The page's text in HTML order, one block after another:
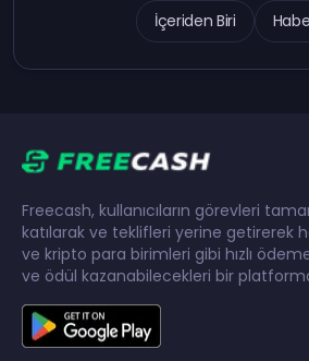
İçeriden Biri
Freecash, kullanıcıların görevleri
katılarak ve teklifleri yerine getirerek
ve kripto para birimleri gibi hızlı
ve ödül kazanabilecekleri bir